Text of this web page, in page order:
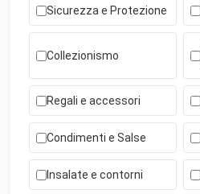
Sicurezza e Protezione
Collezionismo
Regali e accessori
Condimenti e Salse
Insalate e contorni